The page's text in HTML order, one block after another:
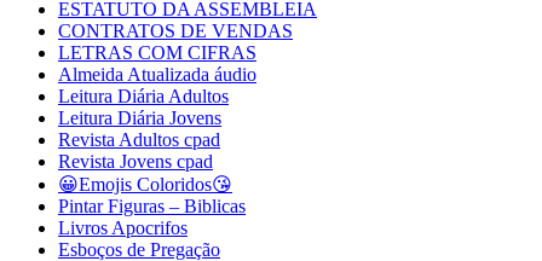
ESTATUTO DA ASSEMBLEIA
CONTRATOS DE VENDAS
LETRAS COM CIFRAS
Almeida Atualizada áudio
Leitura Diária Adultos
Leitura Diária Jovens
Revista Adultos cpad
Revista Jovens cpad
😀Emojis Coloridos😘
Pintar Figuras – Biblicas
Livros Apocrifos
Esboços de Pregação